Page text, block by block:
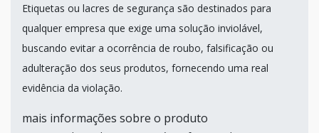
Etiquetas ou lacres de segurança são destinados para
qualquer empresa que exige uma solução inviolável,
buscando evitar a ocorrência de roubo, falsificação ou
adulteração dos seus produtos, fornecendo uma real
evidência da violação.
mais informações sobre o produto